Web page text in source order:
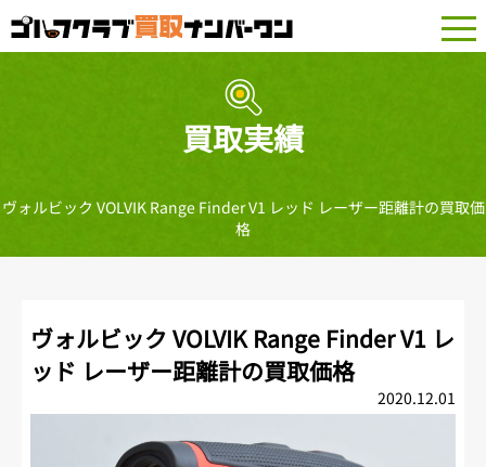
買取実績
ヴォルビック VOLVIK Range Finder V1 レッド レーザー距離計の買取価
格
ヴォルビック VOLVIK Range Finder V1 レ
ッド レーザー距離計の買取価格
2020.12.01